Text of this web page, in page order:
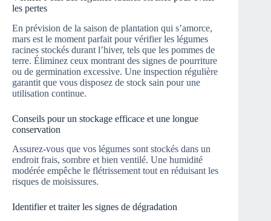
les pertes
En prévision de la saison de plantation qui s’amorce,
mars est le moment parfait pour vérifier les légumes
racines stockés durant l’hiver, tels que les pommes de
terre. Éliminez ceux montrant des signes de pourriture
ou de germination excessive. Une inspection régulière
garantit que vous disposez de stock sain pour une
utilisation continue.
Conseils pour un stockage efficace et une longue
conservation
Assurez-vous que vos légumes sont stockés dans un
endroit frais, sombre et bien ventilé. Une humidité
modérée empêche le flétrissement tout en réduisant les
risques de moisissures.
Identifier et traiter les signes de dégradation